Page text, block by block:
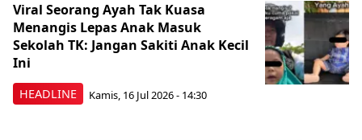
HEADLINE
Viral Seorang Ayah Tak Kuasa
Menangis Lepas Anak Masuk
Sekolah TK: Jangan Sakiti Anak Kecil
Ini
Kamis, 16 Jul 2026 - 14:30